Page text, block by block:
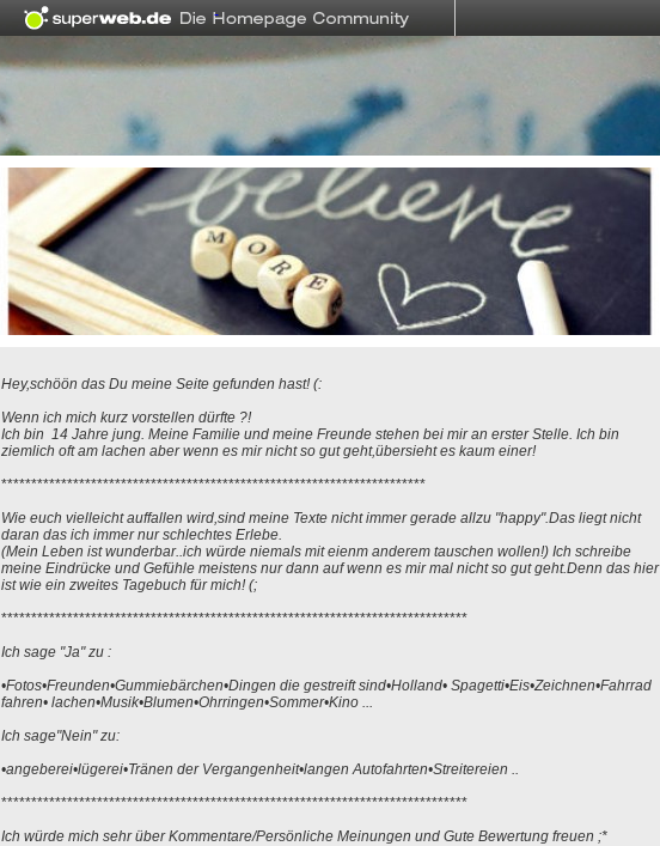
Hey,schöön das Du meine Seite gefunden hast! (:
Wenn ich mich kurz vorstellen dürfte ?!
Ich bin 14 Jahre jung. Meine Familie und meine Freunde stehen bei mir an erster Stelle. Ich bin
ziemlich oft am lachen aber wenn es mir nicht so gut geht,übersieht es kaum einer!
***********************************************************************
Wie euch vielleicht auffallen wird,sind meine Texte nicht immer gerade allzu "happy".Das liegt nicht
daran das ich immer nur schlechtes Erlebe.
(Mein Leben ist wunderbar..ich würde niemals mit eienm anderem tauschen wollen!) Ich schreibe
meine Eindrücke und Gefühle meistens nur dann auf wenn es mir mal nicht so gut geht.Denn das hier
ist wie ein zweites Tagebuch für mich! (;
******************************************************************************
Ich sage "Ja" zu :
•Fotos•Freunden•Gummiebärchen•Dingen die gestreift sind•Holland• Spagetti•Eis•Zeichnen•Fahrrad
fahren• lachen•Musik•Blumen•Ohrringen•Sommer•Kino ...
Ich sage"Nein" zu:
•angeberei•lügerei•Tränen der Vergangenheit•langen Autofahrten•Streitereien ..
******************************************************************************
Ich würde mich sehr über Kommentare/Persönliche Meinungen und Gute Bewertung freuen ;*